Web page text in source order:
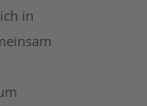
in